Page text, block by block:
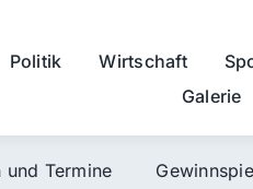
Politik Wirtschaft
Galerie
und Termine